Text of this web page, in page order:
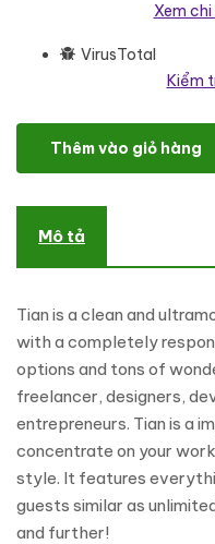
Xem
VirusTotal
Kiểm
Tian – Minimal Personal
Thêm vào giỏ hàng
Mô tả
Tian is a clean and
with a completely
options and tons of
freelancer, designers,
entrepreneurs. Tian is a
concentrate on your
style. It features
guests similar as
and further!